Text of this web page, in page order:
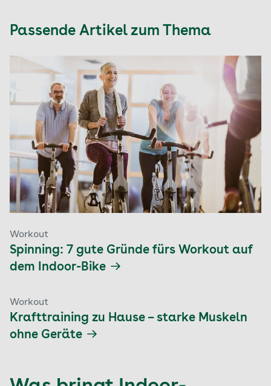
Passende Artikel zum Thema
Workout
Spinning: 7 gute Gründe fürs Workout auf
dem Indoor-Bike
Workout
Krafttraining zu Hause – starke Muskeln
ohne Geräte